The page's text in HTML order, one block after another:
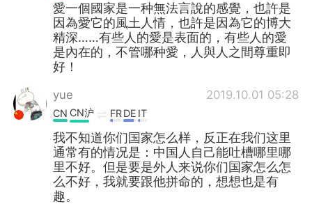
愛一個國家是一种無法言說的感覺，也許是
因為愛它的風土人情，也許是因為它的博大
精深……有些人的愛是表面的，有些人的愛
是內在的，不管哪种愛，人與人之間尊重即
好！
yue 2019.10.01 05:28
CN CN沪 FRDE IT
我不知道你们国家怎么样，反正在我们这里
通常有的情况是：中国人自己能吐槽哪里哪
里不好。但是要是外人来说你们国家怎么怎
么不好，我就要跟他拼命的，想想也是有
趣。